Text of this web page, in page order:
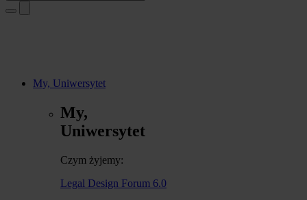
My, Uniwersytet
My,
Uniwersytet
Czym żyjemy:
Legal Design Forum 6.0